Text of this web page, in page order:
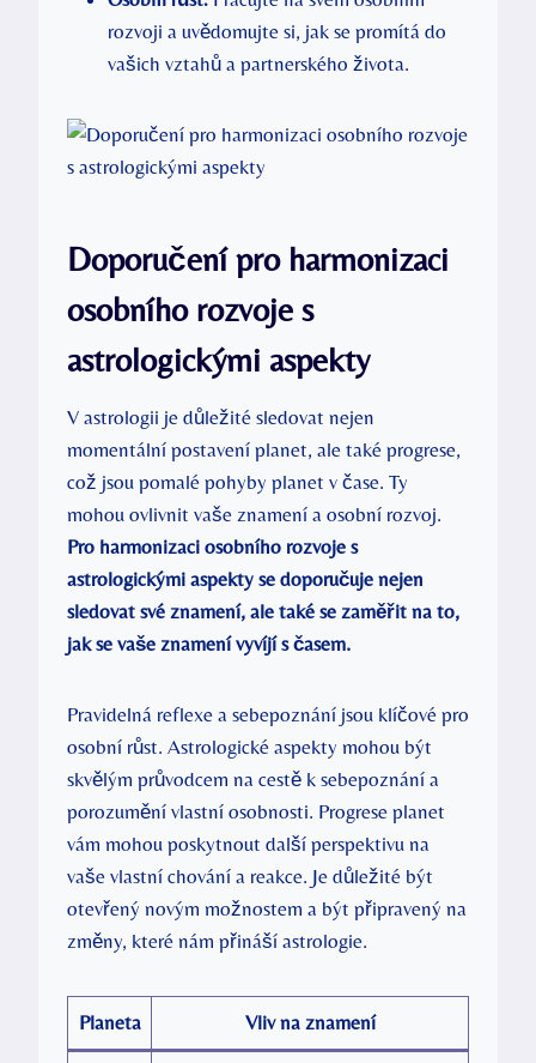
rozvoji a uvědomujte si, jak se promítá do
vašich vztahů a partnerského života.
Doporučení pro harmonizaci
osobního rozvoje s
astrologickými aspekty
V astrologii je důležité sledovat nejen
momentální postavení planet, ale také progrese,
což jsou pomalé pohyby planet v čase. Ty
mohou ovlivnit vaše znamení a osobní rozvoj.
Pro harmonizaci osobního rozvoje s
astrologickými aspekty se doporučuje nejen
sledovat své znamení, ale také se zaměřit na to,
jak se vaše znamení vyvíjí s časem.
Pravidelná reflexe a sebepoznání jsou klíčové pro
osobní růst. Astrologické aspekty mohou být
skvělým průvodcem na cestě k sebepoznání a
porozumění vlastní osobnosti. Progrese planet
vám mohou poskytnout další perspektivu na
vaše vlastní chování a reakce. Je důležité být
otevřený novým možnostem a být připravený na
změny, které nám přináší astrologie.
Planeta Vliv na znamení